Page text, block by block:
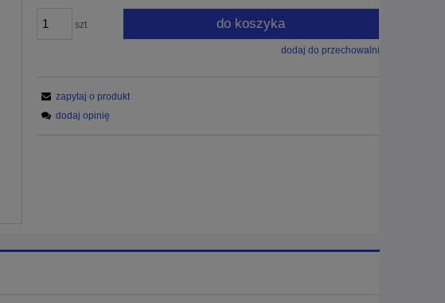
szt. do koszyka
dodaj do przechowalni
zapytaj o produkt
dodaj opinię